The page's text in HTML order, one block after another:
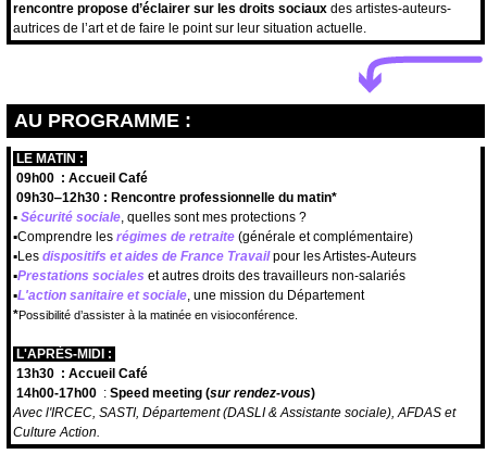
rencontre propose d’éclairer sur les droits sociaux des artistes-auteurs-
autrices de l’art et de faire le point sur leur situation actuelle.
AU PROGRAMME :
LE MATIN :
09h00 : Accueil Café
09h30‒12h30 : Rencontre professionnelle du matin*
▪️ Sécurité sociale, quelles sont mes protections ?
▪️Comprendre les régimes de retraite (générale et complémentaire)
▪️Les dispositifs et aides de France Travail pour les Artistes-Auteurs
▪️Prestations sociales et autres droits des travailleurs non-salariés
▪️L'action sanitaire et sociale, une mission du Département
*Possibilité d’assister à la matinée en visioconférence.
L'APRÈS-MIDI :
13h30 : Accueil Café
14h00-17h00 : Speed meeting (sur rendez-vous)
Avec l'IRCEC, SASTI, Département (DASLI & Assistante sociale), AFDAS et
Culture Action.